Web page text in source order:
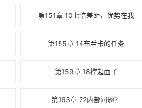
第151章 10七倍差距，优势在我
第155章 14布兰卡的任务
第159章 18撑起面子
第163章 22内部问题？